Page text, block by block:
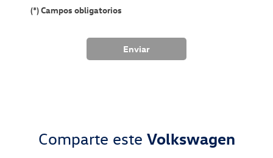
(*) Campos obligatorios
Comparte este Volkswagen